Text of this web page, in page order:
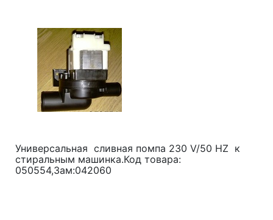
Универсальная сливная помпа 230 V/50 HZ к
стиральным машинка.Код товара:
050554,Зам:042060